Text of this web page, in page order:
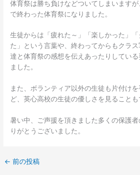
体育祭は勝ち負けなどついてしまいます
で終わった体育祭になりました。
生徒からは「疲れた～」「楽しかった」
た」という言葉や、終わってからもクラ
達と体育祭の感想を伝えあったりしてい
ました。
また、ボランティア以外の生徒も片付け
ど、英心高校の生徒の優しさを見ることも
暑い中、ご声援を頂きました多くの保護
りがとうございました。
← 前の投稿